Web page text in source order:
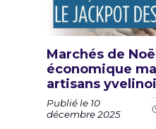
Marchés de
économique
artisans
Publié le 10
décembre 2025